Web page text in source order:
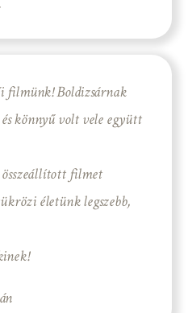
filmünk! Boldizsárnak
könnyű volt vele együtt
filmet
életünk legszebb,